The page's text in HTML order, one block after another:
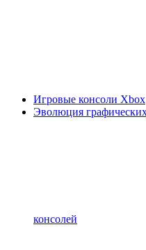
Игровые консоли Xbox
Эволюция
консолей